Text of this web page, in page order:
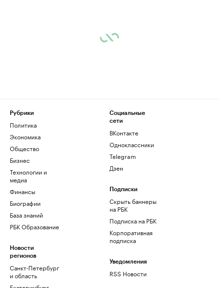
Рубрики
Политика
Экономика
Общество
Бизнес
Технологии и
медиа
Финансы
Биографии
База знаний
РБК Образование
Новости
регионов
Санкт-Петербург
и область
Социальные
сети
ВКонтакте
Одноклассники
Telegram
Дзен
Подписки
Скрыть баннеры
на РБК
Подписка на РБК
Корпоративная
подписка
Уведомления
RSS Новости